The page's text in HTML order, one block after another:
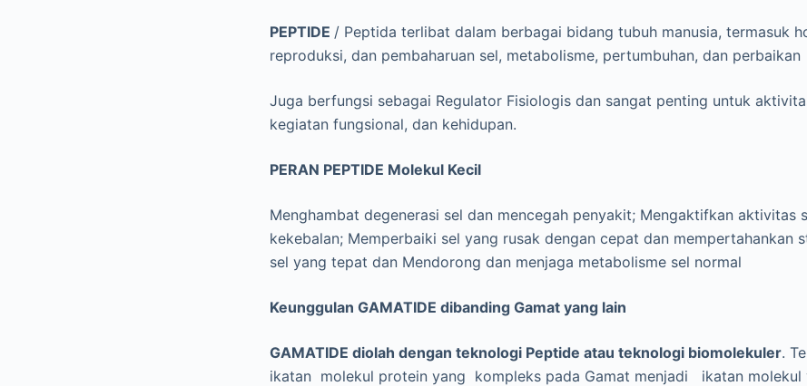
PEPTIDE / Peptida terlibat dalam berbagai bidang tubuh manusia, termasuk
reproduksi, dan pembaharuan sel, metabolisme, pertumbuhan, dan perbaikan
Juga berfungsi sebagai Regulator Fisiologis dan sangat penting untuk
kegiatan fungsional, dan kehidupan.
PERAN PEPTIDE Molekul Kecil
Menghambat degenerasi sel dan mencegah penyakit; Mengaktifkan aktivitas
kekebalan; Memperbaiki sel yang rusak dengan cepat dan mempertahankan
sel yang tepat dan Mendorong dan menjaga metabolisme sel normal
Keunggulan GAMATIDE dibanding Gamat yang lain
GAMATIDE diolah dengan teknologi Peptide atau teknologi biomolekuler.
ikatan molekul protein yang kompleks pada Gamat menjadi ikatan molekul